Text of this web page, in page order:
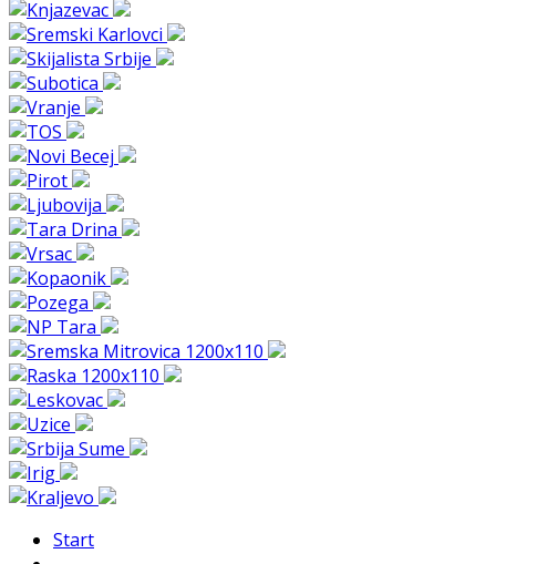
Start